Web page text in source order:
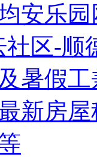
安乐
社区-
暑假
新房